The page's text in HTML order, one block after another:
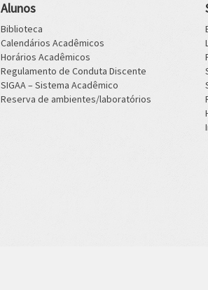
Alunos
Biblioteca
Calendários Acadêmicos
Horários Acadêmicos
Regulamento de Conduta Discente
SIGAA – Sistema Acadêmico
Reserva de ambientes/laboratórios